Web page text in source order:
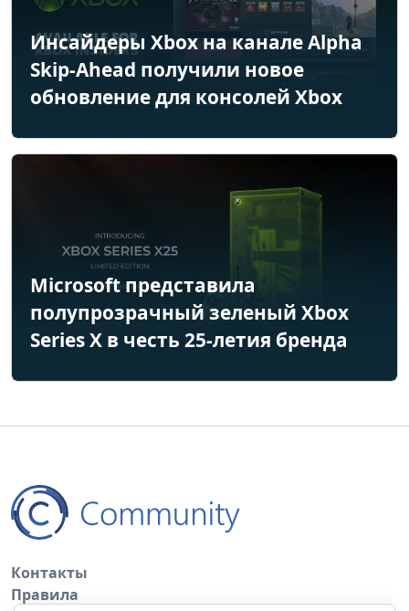
Инсайдеры Xbox на канале Alpha
Skip-Ahead получили новое
обновление для консолей Xbox
Microsoft представила
полупрозрачный зеленый Xbox
Series X в честь 25-летия бренда
Контакты
Правила